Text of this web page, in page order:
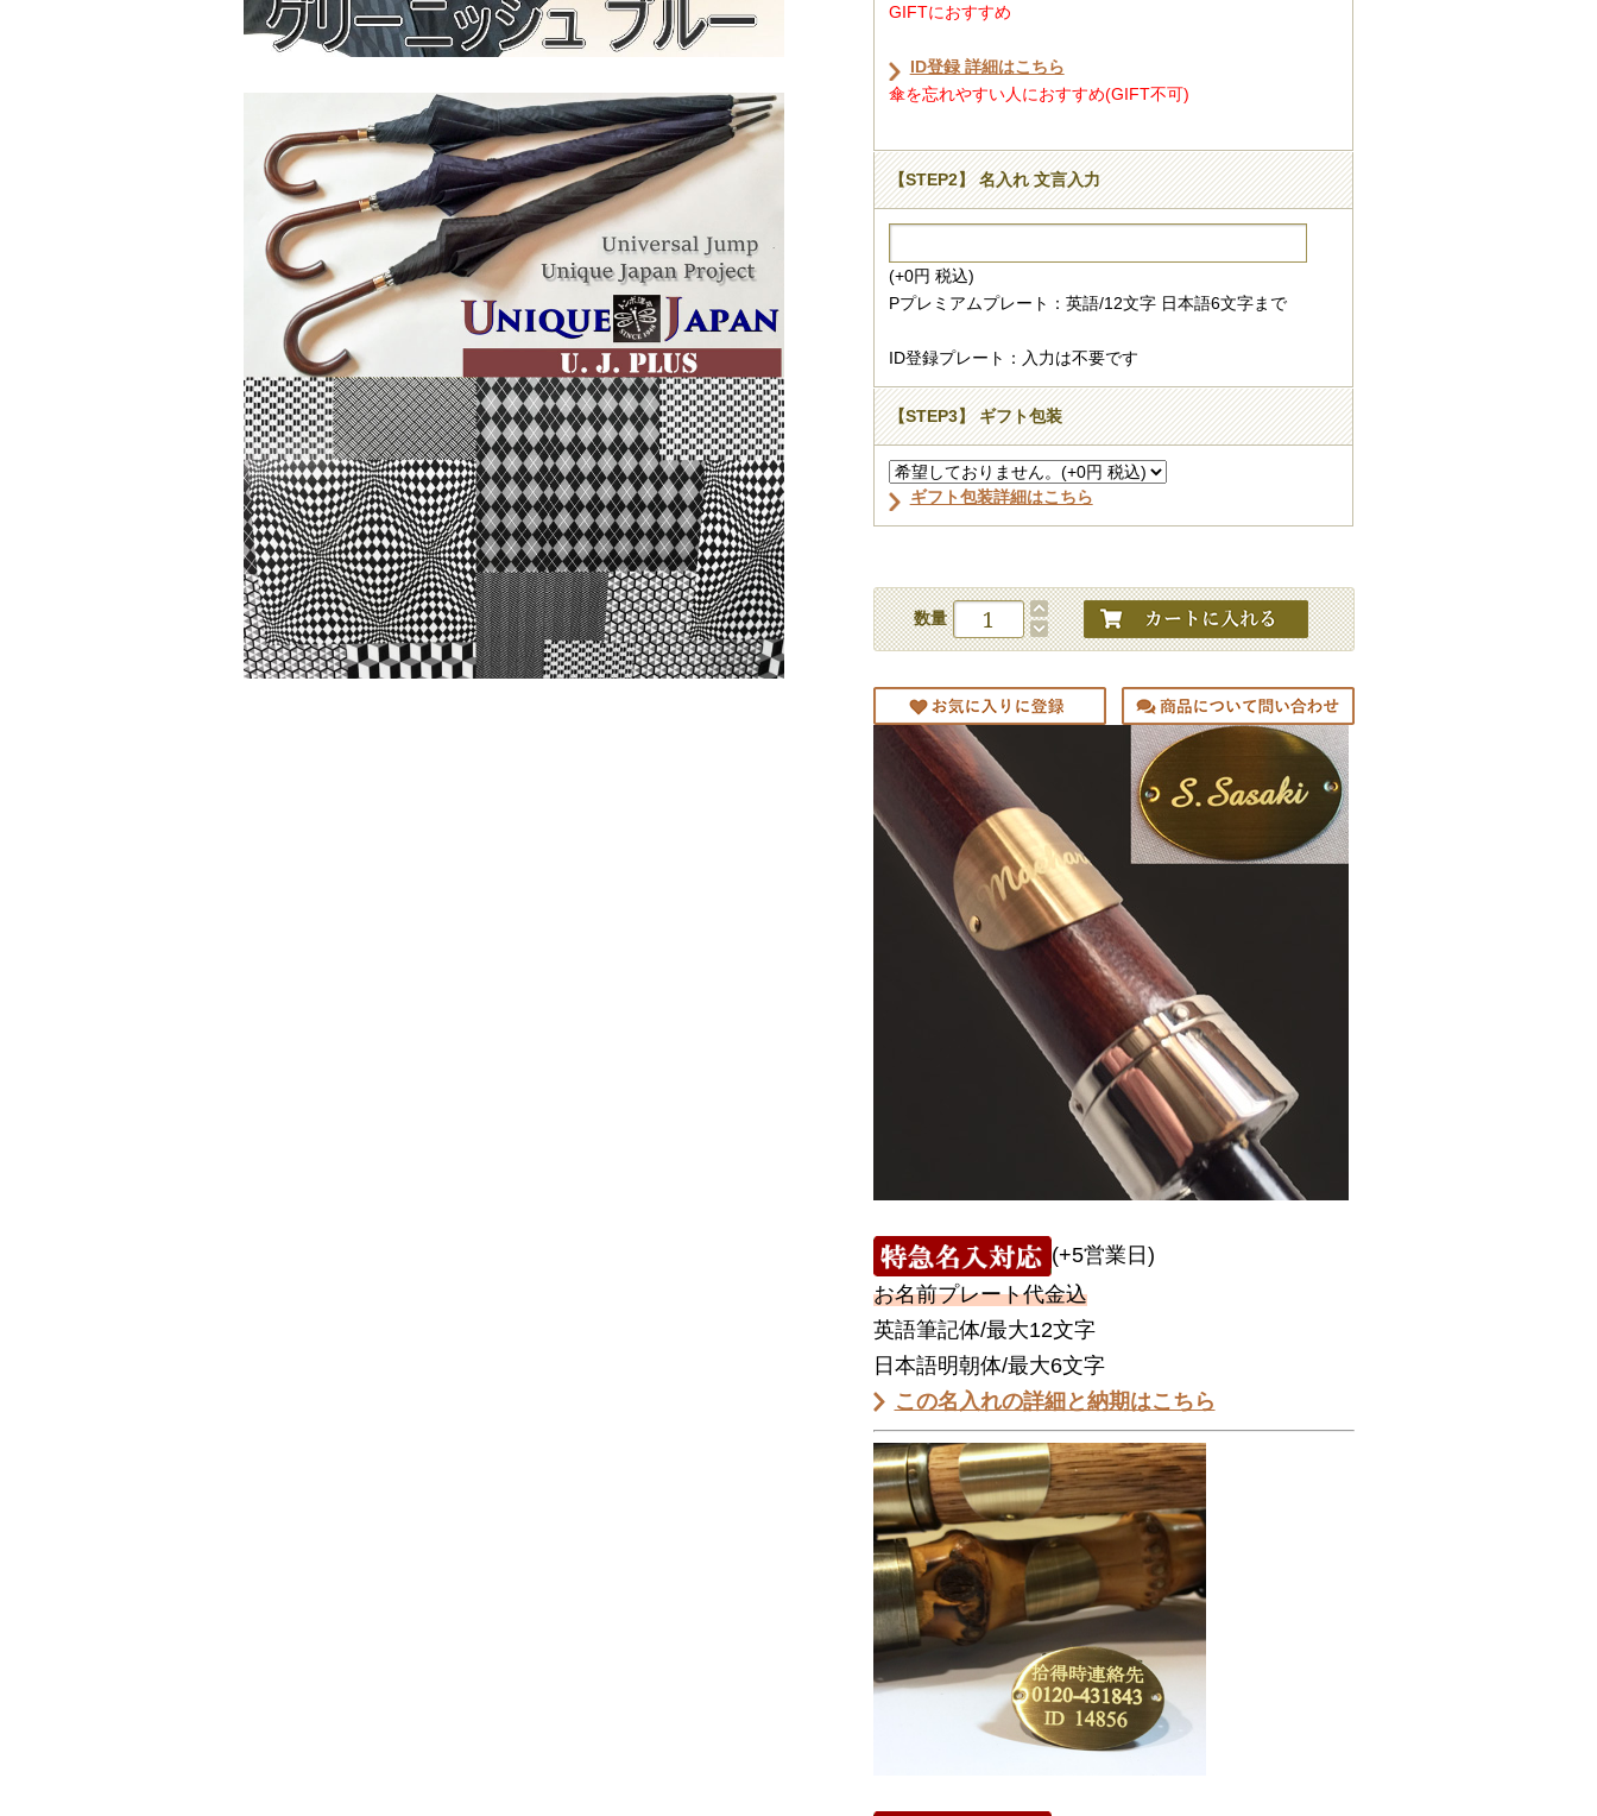
GIFTにおすすめ
ID登録 詳細はこちら
傘を忘れやすい人におすすめ(GIFT不可)
【STEP2】 名入れ 文言入力
(+0円 税込)
Pプレミアムプレート：英語/12文字 日本語6文字まで
ID登録プレート：入力は不要です
【STEP3】 ギフト包装
ギフト包装詳細はこちら
数量
(+5営業日)
お名前プレート代金込
英語筆記体/最大12文字
日本語明朝体/最大6文字
この名入れの詳細と納期はこちら